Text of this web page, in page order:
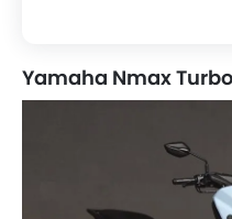
Yamaha Nmax